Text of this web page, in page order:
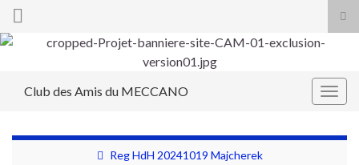
Search for:
Club des Amis du MECCANO
Reg HdH 20241019 Majcherek